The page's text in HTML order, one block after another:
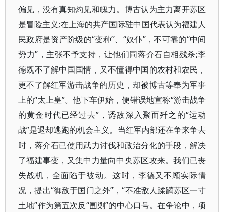
偏见，没有真知灼见和魄力。博古认为主力离开苏区
是冒险主义;在上海的共产国际驻中国代表认为福建人
民政府是资产阶级的“变种”、“奴仆”，不可靠的“中间
势力”，主张不予支持，让他们同蒋介石自相残杀;李
德既不了解中国国情，又不懂得中国的农村和农民，
更不了解红军游击战争的历史，却被博古等奉为军事
上的“太上皇”。他下车伊始，便错误地宣称“游击战争
的黄金时代已经过去”，诱敌深入聚而歼之的“运动
战”是退却逃跑的机会主义。当红军内部还在争来争去
时，蒋介石已使用武力讨伐和政治分化的手段，解决
了福建事变，又集中力量向中央苏区攻来。我们已丧
失战机，全面陷于被动。这时，李德又不顾实际情
况，提出“御敌于国门之外”，“不准敌人蹂躏苏区一寸
土地”作为第五次反“围剿”的中心口号。在争论中，项